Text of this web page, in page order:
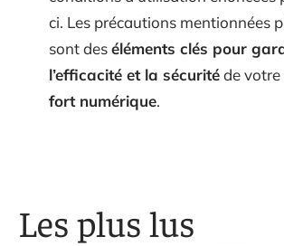
ci. Les précautions mentionnées
sont deséléments clés pour
l’efficacité et la sécuritéde votre
fort numérique.
Les plus lus